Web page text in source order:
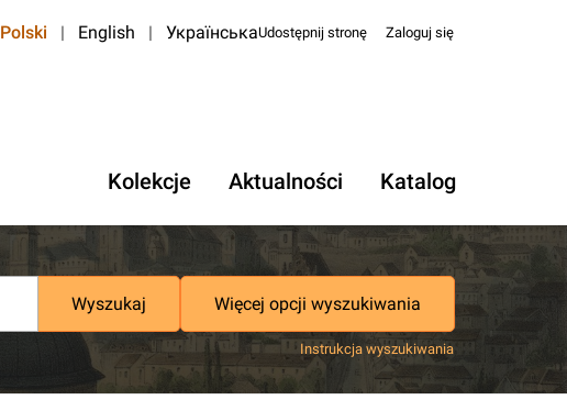
Polski | English | УкраїнськаUdostępnij stronę Zaloguj się
Kolekcje Aktualności Katalog
Wyszukaj Więcej opcji wyszukiwania
Instrukcja wyszukiwania